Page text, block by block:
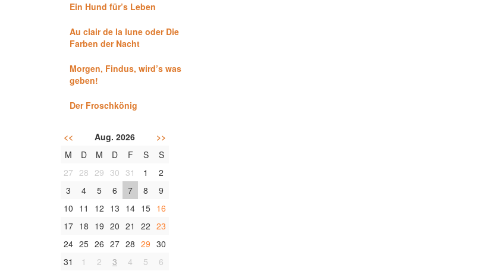
Ein Hund für’s Leben
Au clair de la lune oder Die
Farben der Nacht
Morgen, Findus, wird’s was
geben!
Der Froschkönig
<< Aug. 2026
>>
M
D M D F S
S
27 28 29 30 31 1
2
3
4 5 6 7 8
9
10 11 12 13 14 15 16
17 18 19 20 21 22 23
24 25 26 27 28 29 30
31
1 2 3 4 5 6